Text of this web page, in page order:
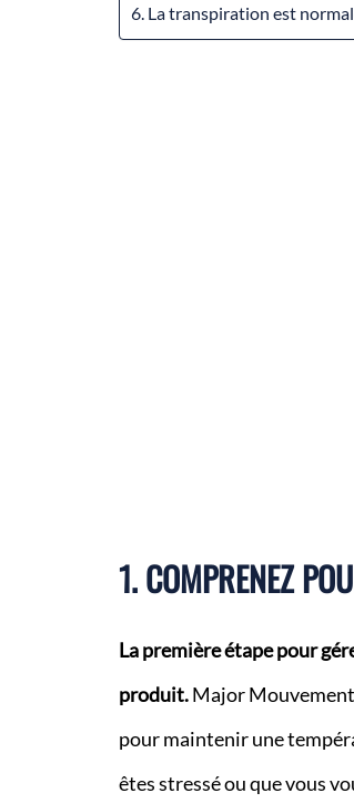
La transpiration est
1. COMPRENEZ
La première étape pour
produit.Major Mouvement
pour maintenir une
êtes stressé ou que vous